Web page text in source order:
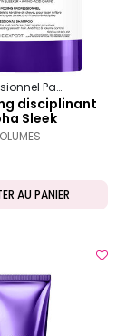
Sleek
L’Oréal Professionnel Paris
disciplinant
Sleek
ml
AU PANIER